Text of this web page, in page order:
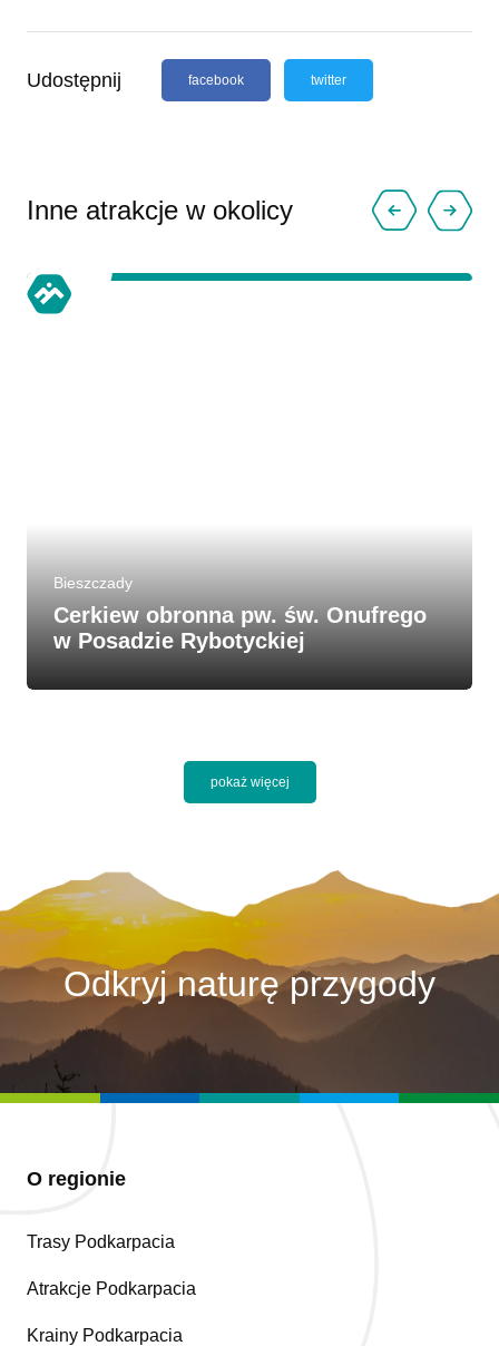
Udostępnij facebook twitter
Inne atrakcje w okolicy
Bieszczady
Cerkiew obronna pw. św. Onufrego
w Posadzie Rybotyckiej
pokaż więcej
Odkryj naturę przygody
O regionie
Trasy Podkarpacia
Atrakcje Podkarpacia
Krainy Podkarpacia